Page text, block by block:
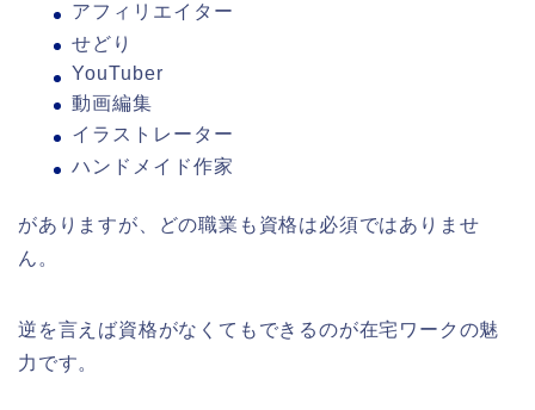
アフィリエイター
せどり
YouTuber
動画編集
イラストレーター
ハンドメイド作家
がありますが、どの職業も資格は必須ではありませ
ん。
逆を言えば資格がなくてもできるのが在宅ワークの魅
力です。